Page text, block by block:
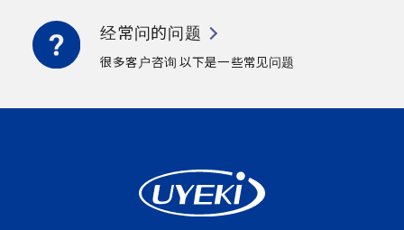
经常问的问题
很多客户咨询 以下是一些常见问题